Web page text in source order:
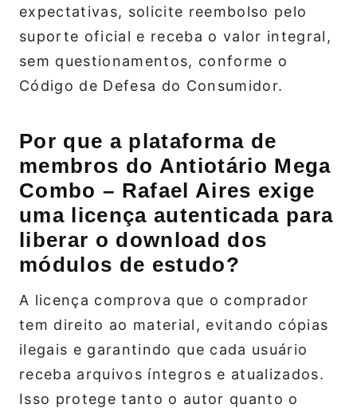
expectativas, solicite reembolso pelo
suporte oficial e receba o valor integral,
sem questionamentos, conforme o
Código de Defesa do Consumidor.
Por que a plataforma de
membros do Antiotário Mega
Combo – Rafael Aires exige
uma licença autenticada para
liberar o download dos
módulos de estudo?
A licença comprova que o comprador
tem direito ao material, evitando cópias
ilegais e garantindo que cada usuário
receba arquivos íntegros e atualizados.
Isso protege tanto o autor quanto o